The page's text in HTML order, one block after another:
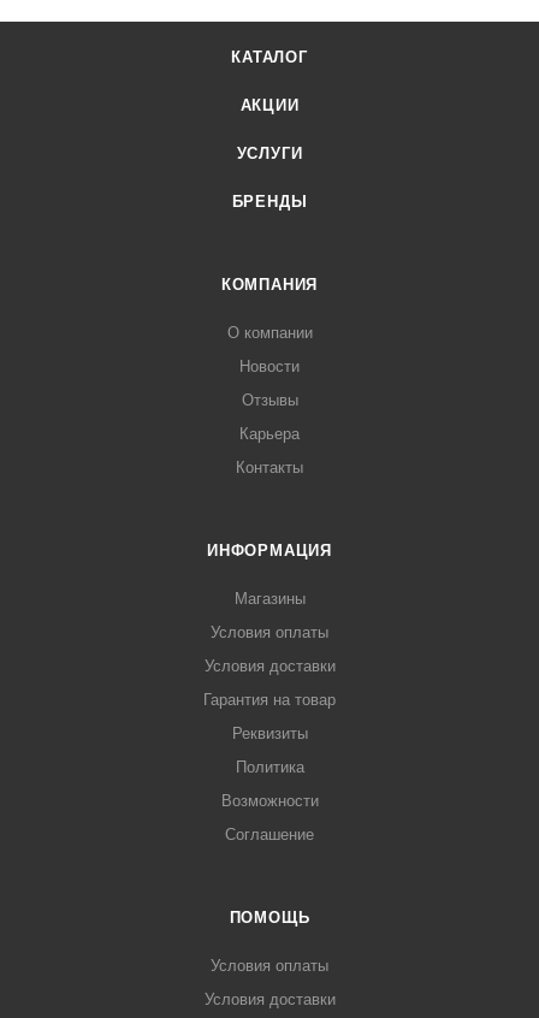
КАТАЛОГ
АКЦИИ
УСЛУГИ
БРЕНДЫ
КОМПАНИЯ
О компании
Новости
Отзывы
Карьера
Контакты
ИНФОРМАЦИЯ
Магазины
Условия оплаты
Условия доставки
Гарантия на товар
Реквизиты
Политика
Возможности
Соглашение
ПОМОЩЬ
Условия оплаты
Условия доставки